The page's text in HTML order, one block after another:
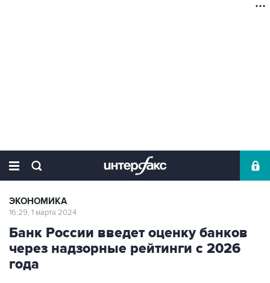
ЭКОНОМИКА
16:29, 1 марта 2024
Банк России введет оценку банков
через надзорные рейтинги с 2026
года